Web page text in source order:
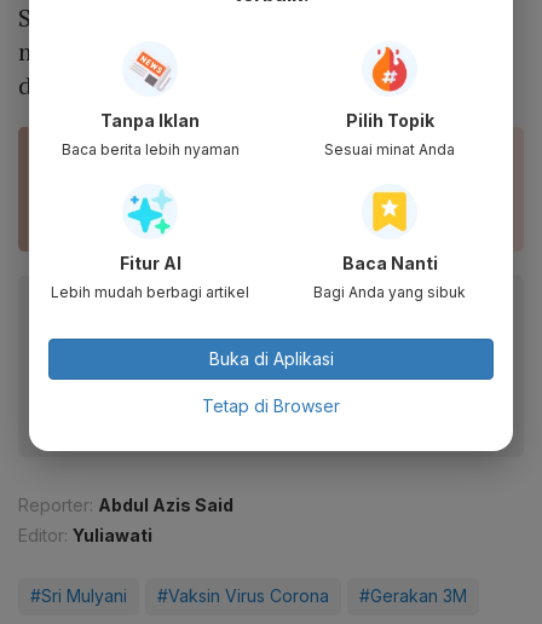
Sedangkan negara maju diprediksi sudah
melampaui level pra-pandemi mulai tahun
depan.
BACA JUGA
Vaksinasi dari Rumah ke Rumah
Baca artikel ini lewat aplikasi mobile.
Dapatkan pengalaman membaca lebih nyaman dan nikmati
fitur menarik lainnya lewat aplikasi mobile Katadata.
Reporter: Abdul Azis Said
Editor: Yuliawati
#Sri Mulyani #Vaksin Virus Corona #Gerakan 3M
Tanpa Iklan
Baca berita lebih nyaman
Pilih Topik
Sesuai minat Anda
Fitur AI
Lebih mudah berbagi artikel
Baca Nanti
Bagi Anda yang sibuk
Buka di Aplikasi
Tetap di Browser